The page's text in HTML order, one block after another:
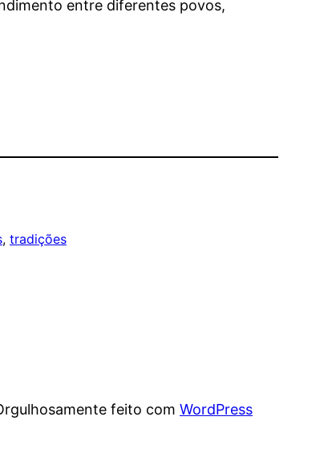
entre diferentes povos,
, tradições
feito com WordPress